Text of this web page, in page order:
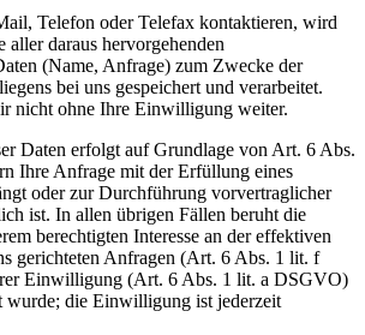
Telefon oder Telefax kontaktieren, wird
daraus hervorgehenden
(Name, Anfrage) zum Zwecke der
bei uns gespeichert und verarbeitet.
nicht ohne Ihre Einwilligung weiter.
Daten erfolgt auf Grundlage von Art. 6 Abs.
Ihre Anfrage mit der Erfüllung eines
oder zur Durchführung vorvertraglicher
ist. In allen übrigen Fällen beruht die
berechtigten Interesse an der effektiven
gerichteten Anfragen (Art. 6 Abs. 1 lit. f
Einwilligung (Art. 6 Abs. 1 lit. a DSGVO)
wurde; die Einwilligung ist jederzeit